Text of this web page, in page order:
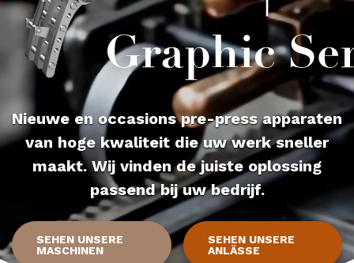
Nieuwe en occasions pre-press apparaten
van hoge kwaliteit die uw werk sneller
maakt. Wij vinden de juiste oplossing
passend bij uw bedrijf.
SEHEN UNSERE
MASCHINEN
SEHEN UNSERE
ANLÄSSE